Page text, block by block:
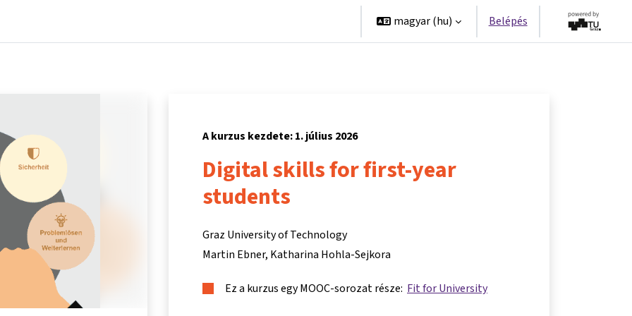
magyar ‎(hu)‎ Belépés
A kurzus kezdete: 1. július 2026
Digital skills for first-year
students
Graz University of Technology
Martin Ebner Katharina Hohla-Sejkora
Ez a kurzus egy MOOC-sorozat része: Fit for University